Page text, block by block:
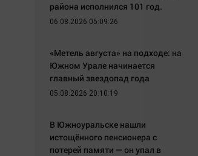
района исполнился 101 год.
06.08.2026 05:09:26
«Метель августа» на подходе: на
Южном Урале начинается
главный звездопад года
05.08.2026 20:10:19
В Южноуральске нашли
истощённого пенсионера с
потерей памяти — он упал в